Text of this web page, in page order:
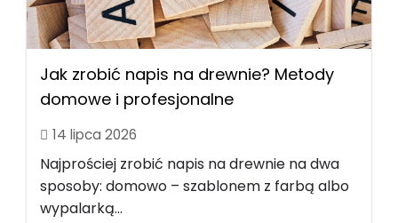
Jak zrobić napis na drewnie? Metody
domowe i profesjonalne
14 lipca 2026
Najprościej zrobić napis na drewnie na dwa
sposoby: domowo – szablonem z farbą albo
wypalarką...